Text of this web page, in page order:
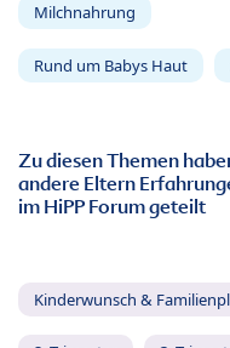
Milchnahrung
Rund um Babys Haut
Zu diesen Themen
andere Eltern
im HiPP Forum geteilt
Kinderwunsch &